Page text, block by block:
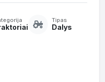
Tipas
Dalys